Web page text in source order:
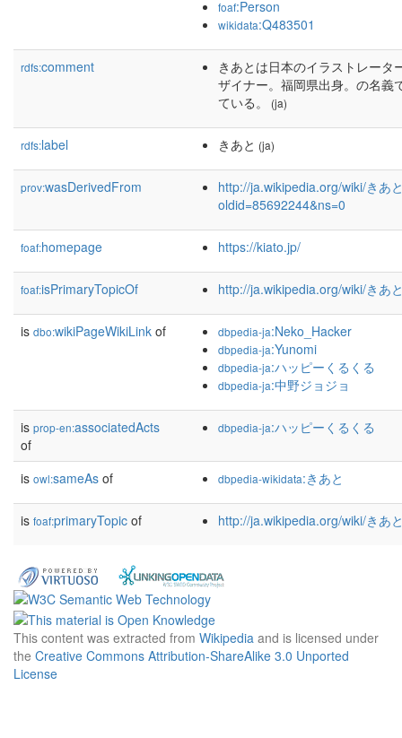
foaf:Person
wikidata:Q483501
rdfs:comment
きあとは日本のイラストレータ
ザイナー。福岡県出身。の名義
ている。
(ja)
rdfs:label きあと (ja)
prov:wasDerivedFrom
http://ja.wikipedia.org/wiki/きあ
oldid=85692244&ns=0
foaf:homepage https://kiato.jp/
foaf:isPrimaryTopicOf http://ja.wikipedia.org/wiki/きあ
is dbo:wikiPageWikiLink of dbpedia-ja:Neko_Hacker
dbpedia-ja:Yunomi
dbpedia-ja:ハッピーくるくる
dbpedia-ja:中野ジョジョ
is prop-en:associatedActs
of
dbpedia-ja:ハッピーくるくる
is owl:sameAs of dbpedia-wikidata:きあと
is foaf:primaryTopic of http://ja.wikipedia.org/wiki/きあ
This content was extracted from Wikipedia and is licensed under
the Creative Commons Attribution-ShareAlike 3.0 Unported
License